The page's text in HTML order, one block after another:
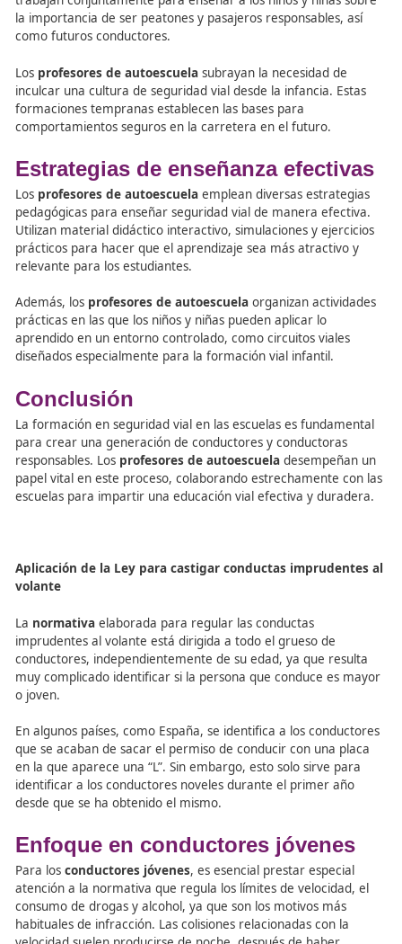
usuarios de la vía. Losprofesores de autoescuela
métodos pedagógicos adaptados a la edad de los
conceptos vitales.
Importancia de la formación
temprana
La formación en seguridad vial es un componente
currículo escolar.Profesores de autoescuelay
trabajan conjuntamente para enseñar a los niños y
la importancia de ser peatones y pasajeros
como futuros conductores.
Losprofesores de autoescuelasubrayan la necesidad
inculcar una cultura de seguridad vial desde la infancia.
formaciones tempranas establecen las bases para
Estrategias de enseñanza
Losprofesores de autoescuelaemplean diversas
pedagógicas para enseñar seguridad vial de manera
Utilizan material didáctico interactivo, simulaciones y
Además, los
aprendido en un entorno controlado, como circuitos
diseñados especialmente para la formación vial infantil.
Conclusión
La formación en seguridad vial en las escuelas es
para crear una generación de conductores y
responsables. Losprofesores de autoescuela
papel vital en este proceso, colaborando
Aplicación de la Ley para castigar conductas
volante